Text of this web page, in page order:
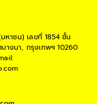
หาชน) เลขที่ 1854 ชั้น
บางนา, กรุงเทพฯ 10260